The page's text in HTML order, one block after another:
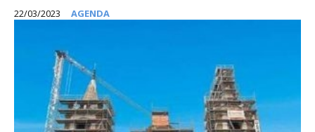
22/03/2023 AGENDA